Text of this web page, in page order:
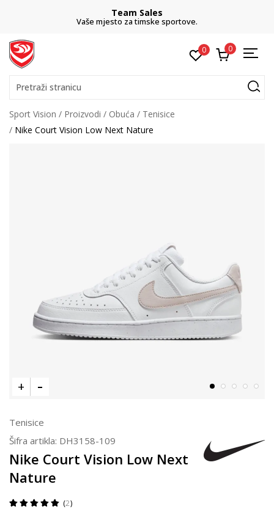
Team Sales
Vaše mjesto za timske sportove.
0 0
Pretraži stranicu
Sport Vision Proizvodi Obuća
Tenisice
Nike Court Vision Low Next Nature
Tenisice
Šifra artikla: DH3158-109
Nike Court Vision Low Next
Nature
2